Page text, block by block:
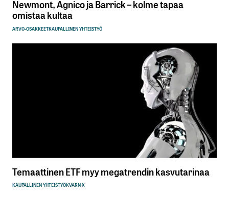
Newmont, Agnico ja Barrick – kolme tapaa
omistaa kultaa
ARVO-OSAKKEETKAUPALLINEN YHTEISTYÖ
Temaattinen ETF myy megatrendin kasvutarinaa
KAUPALLINEN YHTEISTYÖKVARN X